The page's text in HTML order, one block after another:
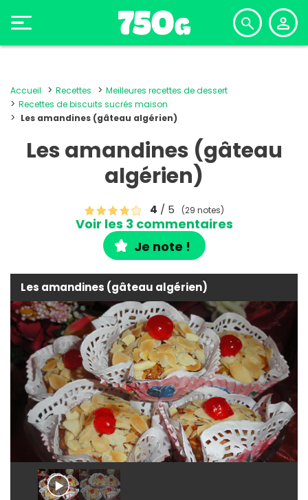
Accueil Recettes
Meilleures recettes de dessert
Recettes de biscuits sucrés maison
Les amandines (gâteau algérien)
Les amandines (gâteau
algérien)
4 / 5 (29 notes)
Voir les 3 commentaires
Je note !
Les amandines (gâteau algérien)